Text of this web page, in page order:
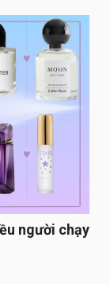
người chạy